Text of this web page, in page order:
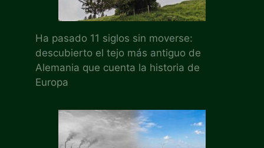
Ha pasado 11 siglos sin moverse:
descubierto el tejo más antiguo de
Alemania que cuenta la historia de
Europa